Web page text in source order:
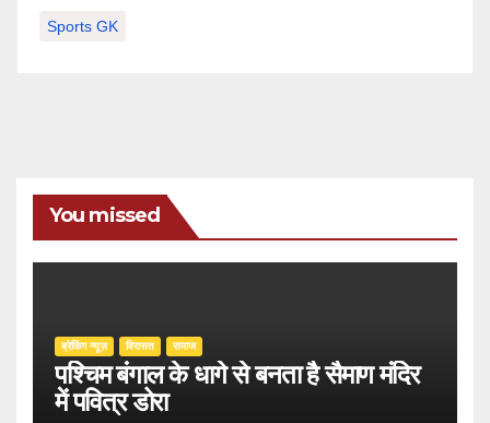
Sports GK
You missed
ब्रेकिंग न्यूज़ ‍‍विरासत समाज
पश्चिम बंगाल के धागे से बनता है सैमाण मंदिर
में पवित्र डोरा